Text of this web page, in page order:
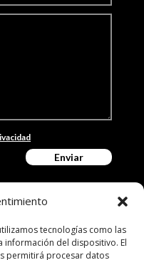
tecnologías como las
información del dispositivo. El
permitirá procesar datos
Enviar